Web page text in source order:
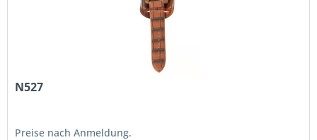
N527
Preise nach Anmeldung.